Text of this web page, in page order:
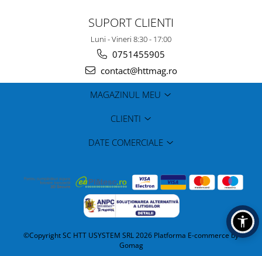
SUPORT CLIENTI
Luni - Vineri 8:30 - 17:00
0751455905
contact@httmag.ro
MAGAZINUL MEU
CLIENTI
DATE COMERCIALE
©Copyright SC HTT USYSTEM SRL 2026 Platforma E-commerce by
Gomag